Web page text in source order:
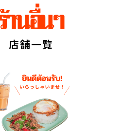
店舗一覧